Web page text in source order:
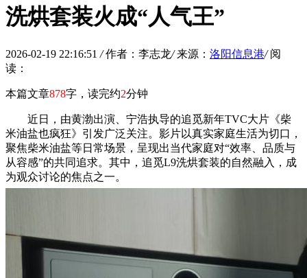
洗烘套装火成“人气王”
2026-02-19 22:16:51 / 作者：李志龙/ 来源： 洛阳信息港/ 阅
读：
本篇文章878字，读完约2分钟
近日，由黄渤出演、宁浩执导的追觅新年TVC大片《柴
米油盐也疯狂》引发广泛关注。影片以真实家庭生活为切口，
聚焦柴米油盐等日常场景，呈现出当代家庭对“效率、品质与
从容感”的共同追求。其中，追觅L9洗烘套装的自然融入，成
为观众讨论的焦点之一。